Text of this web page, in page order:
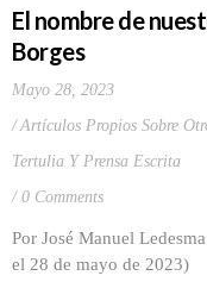
El nombre de
Borges
Mayo 28, 2023
Artículos Propios Sobre
Tertulia Y Prensa Escrita
0 Comments
Por José Manuel
el 28 de mayo de 2023)